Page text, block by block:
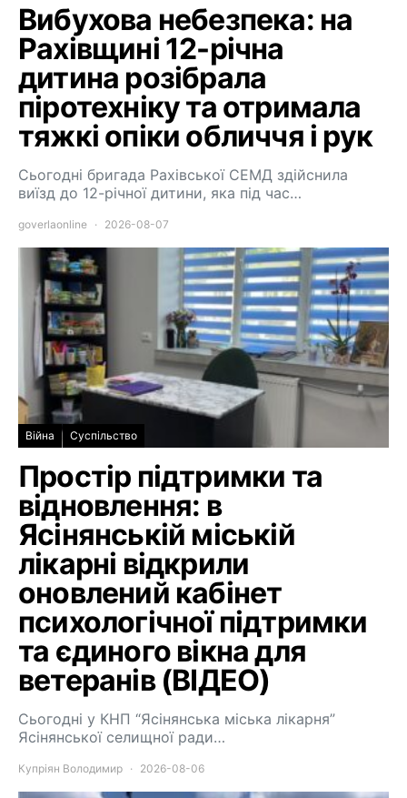
Вибухова небезпека: на
Рахівщині 12-річна
дитина розібрала
піротехніку та отримала
тяжкі опіки обличчя і рук
Сьогодні бригада Рахівської СЕМД здійснила
виїзд до 12-річної дитини, яка під час…
goverlaonline 2026-08-07
Війна Суспільство
Простір підтримки та
відновлення: в
Ясінянській міській
лікарні відкрили
оновлений кабінет
психологічної підтримки
та єдиного вікна для
ветеранів (ВІДЕО)
Сьогодні у КНП “Ясінянська міська лікарня”
Ясінянської селищної ради…
Купріян Володимир 2026-08-06